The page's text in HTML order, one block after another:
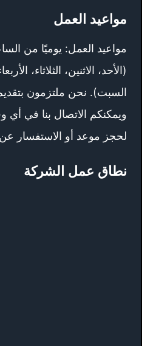
مواعيد العمل
(الأحد، الاثنين، الثلاثاء،
السبت). نحن ملتزمون
ويمكنكم الاتصال بنا في
لحجز موعد أو الاستفسار عن
نطاق عمل الشركة